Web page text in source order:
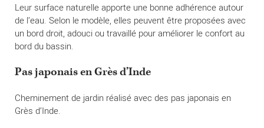
Leur surface naturelle apporte une bonne adhérence autour
de l’eau. Selon le modèle, elles peuvent être proposées avec
un bord droit, adouci ou travaillé pour améliorer le confort au
bord du bassin.
Pas japonais en Grès d’Inde
Cheminement de jardin réalisé avec des pas japonais en
Grès d’Inde.